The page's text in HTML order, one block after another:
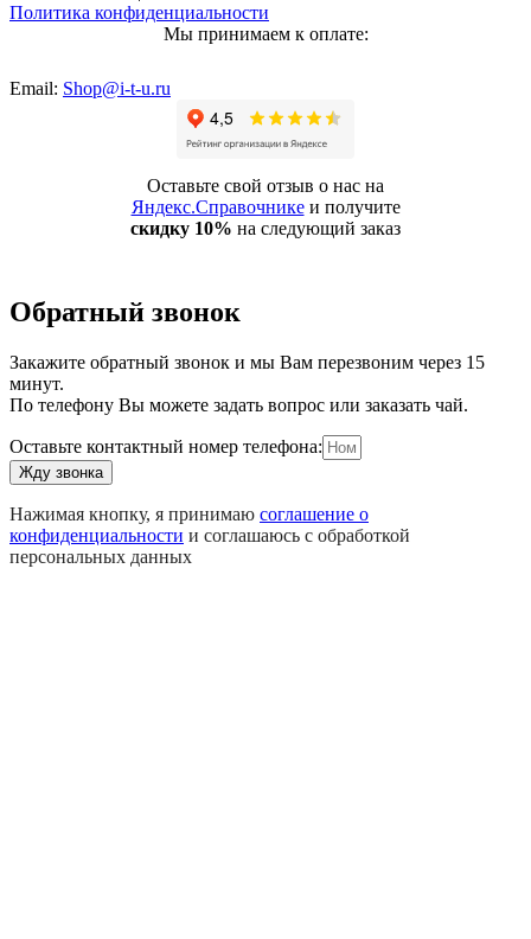
Политика конфиденциальности
Мы принимаем к оплате:
Email: Shop@i-t-u.ru
Оставьте свой отзыв о нас на
Яндекс.Справочникеи получите
скидку 10% на следующий заказ
Обратный звонок
Закажите обратный звонок и мы Вам перезвоним через 15
минут.
По телефону Вы можете задать вопрос или заказать чай.
Оставьте контактный номер телефона:
Жду звонка
Нажимая кнопку, я принимаю соглашение о
конфиденциальности и соглашаюсь с обработкой
персональных данных